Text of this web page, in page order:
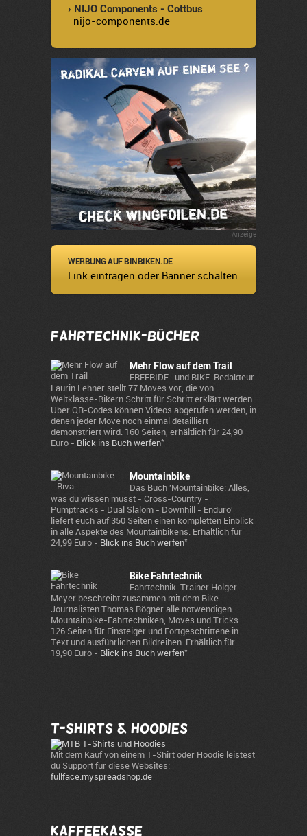
› NIJO Components - Cottbus
nijo-components.de
Anzeige
WERBUNG AUF BINBIKEN.DE
Link eintragen oder Banner schalten
Fahrtechnik-Bücher
Mehr Flow auf dem Trail
FREERIDE- und BIKE-Redakteur
Laurin Lehner stellt 77 Moves vor, die von
Weltklasse-Bikern Schritt für Schritt erklärt werden.
Über QR-Codes können Videos abgerufen werden, in
denen jeder Move noch einmal detailliert
demonstriert wird. 160 Seiten, erhältlich für 24,90
Euro - Blick ins Buch werfen*
Mountainbike
Das Buch 'Mountainbike: Alles,
was du wissen musst - Cross-Country -
Pumptracks - Dual Slalom - Downhill - Enduro'
liefert euch auf 350 Seiten einen kompletten Einblick
in alle Aspekte des Mountainbikens. Erhältlich für
24,99 Euro - Blick ins Buch werfen*
Bike Fahrtechnik
Fahrtechnik-Trainer Holger
Meyer beschreibt zusammen mit dem Bike-
Journalisten Thomas Rögner alle notwendigen
Mountainbike-Fahrtechniken, Moves und Tricks.
126 Seiten für Einsteiger und Fortgeschrittene in
Text und ausführlichen Bildreihen. Erhältlich für
19,90 Euro - Blick ins Buch werfen*
T-Shirts & Hoodies
Mit dem Kauf von einem T-Shirt oder Hoodie leistest
du Support für diese Websites:
fullface.myspreadshop.de
Kaffeekasse